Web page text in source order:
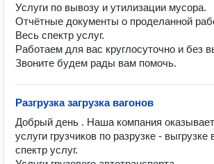
Услуги по вывозу и утилизации мусора.
Отчётные документы о проделанной
Весь спектр услуг.
Работаем для вас круглосуточно и без
Звоните будем рады вам помочь.
Разгрузка загрузка вагонов
Добрый день . Наша компания оказывает
услуги грузчиков по разрузке - выгрузке
спектр услуг.